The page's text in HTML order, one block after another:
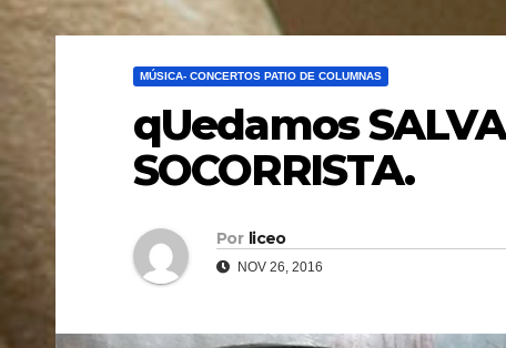
MÚSICA- CONCERTOS PATIO DE COLUMNAS
qUedamos
SOCORRISTA.
Por liceo
NOV 26, 2016